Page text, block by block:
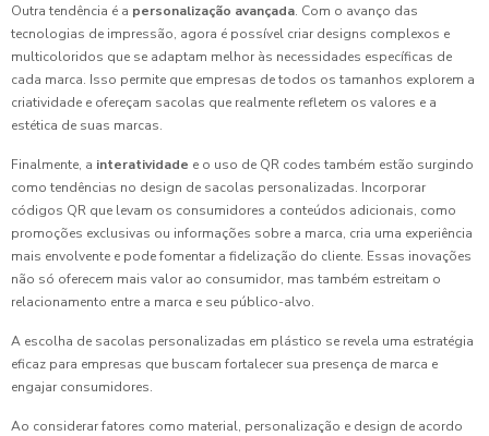
Outra tendência é a personalização avançada. Com o avanço das
tecnologias de impressão, agora é possível criar designs complexos e
multicoloridos que se adaptam melhor às necessidades específicas de
cada marca. Isso permite que empresas de todos os tamanhos explorem a
criatividade e ofereçam sacolas que realmente refletem os valores e a
estética de suas marcas.
Finalmente, a interatividade e o uso de QR codes também estão surgindo
como tendências no design de sacolas personalizadas. Incorporar
códigos QR que levam os consumidores a conteúdos adicionais, como
promoções exclusivas ou informações sobre a marca, cria uma experiência
mais envolvente e pode fomentar a fidelização do cliente. Essas inovações
não só oferecem mais valor ao consumidor, mas também estreitam o
relacionamento entre a marca e seu público-alvo.
A escolha de sacolas personalizadas em plástico se revela uma estratégia
eficaz para empresas que buscam fortalecer sua presença de marca e
engajar consumidores.
Ao considerar fatores como material, personalização e design de acordo